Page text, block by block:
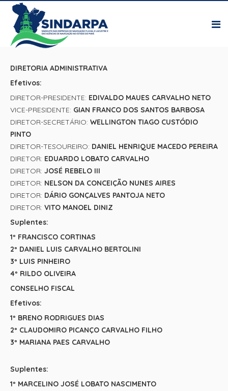
DIRETORIA ADMINISTRATIVA
Efetivos:
DIRETOR-PRESIDENTE: EDIVALDO MAUES CARVALHO NETO
VICE-PRESIDENTE: GIAN FRANCO DOS SANTOS BARBOSA
DIRETOR-SECRETÁRIO: WELLINGTON TIAGO CUSTÓDIO
PINTO
DIRETOR-TESOUREIRO: DANIEL HENRIQUE MACEDO PEREIRA
DIRETOR: EDUARDO LOBATO CARVALHO
DIRETOR: JOSÉ REBELO III
DIRETOR: NELSON DA CONCEIÇÃO NUNES AIRES
DIRETOR: DÁRIO GONÇALVES PANTOJA NETO
DIRETOR: VITO MANOEL DINIZ
Suplentes:
1º FRANCISCO CORTINAS
2º DANIEL LUIS CARVALHO BERTOLINI
3º LUIS PINHEIRO
4º RILDO OLIVEIRA
CONSELHO FISCAL
Efetivos:
1º BRENO RODRIGUES DIAS
2º CLAUDOMIRO PICANÇO CARVALHO FILHO
3º MARIANA PAES CARVALHO
Suplentes:
1º MARCELINO JOSÉ LOBATO NASCIMENTO